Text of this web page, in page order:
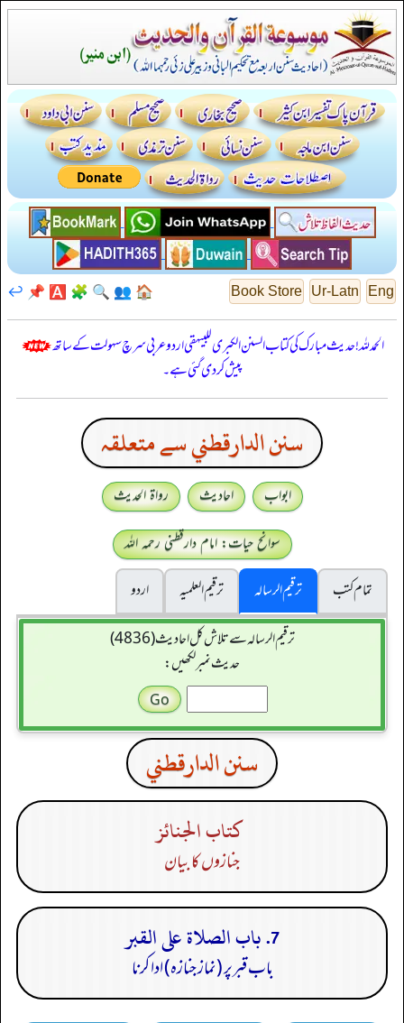
Eng
Ur-Latn
Book Store
🏠
👥
🔍
🧩
🅰️
📌
↩️
الحمدللہ! حدیث مبارک کی کتاب السنن الكبرى للبيهقي اردو عربی سرچ سہولت کے ساتھ
پیش کر دی گئی ہے۔
سنن الدارقطني سے متعلقہ
ابواب احادیث
رواۃ الحدیث
سوانح حیات: امام دارقطنی رحمہ اللہ
تمام کتب
ترقیم الرسالہ ترقیم العلمیہ
اردو
ترقیم الرسالہ سے تلاش کل احادیث (4836)
حدیث نمبر لکھیں:
سنن الدارقطني
كتاب الجنائز
جنازوں کا بیان
7. باب الصلاة على القبر
باب قبرپر (نماز جنازہ) ادا کرنا